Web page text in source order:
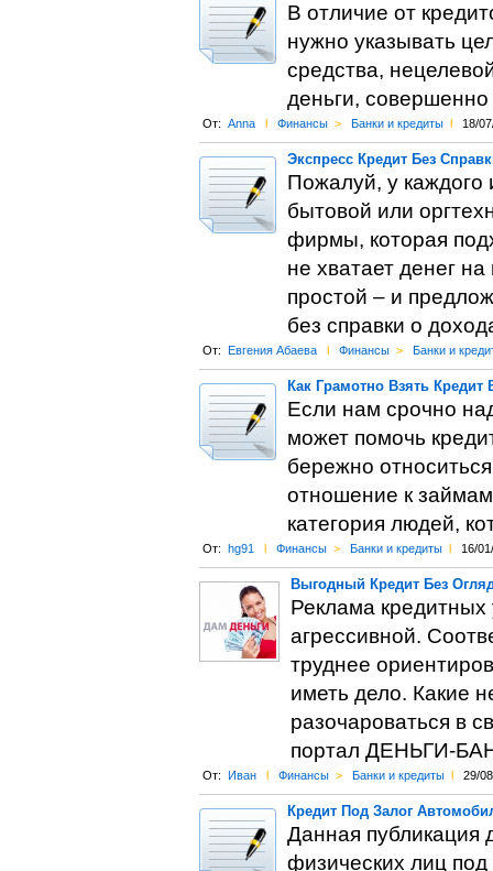
В отличие от
нужно указывать
средства,
деньги,
От: Anna l Финансы > Банки и кредиты l 18/
Экспресс Кредит Без
Пожалуй, у каждого
бытовой или
фирмы, которая
не хватает денег
простой – и
без справки о
От: Евгения Абаева l Финансы > Банки и
Как Грамотно Взять Кредит
Если нам срочно
может помочь
бережно
отношение к
категория людей,
От: hg91 l Финансы > Банки и кредиты l 16/
Выгодный Кредит Без
Реклама кредитных
агрессивной.
труднее
иметь дело. Какие
разочароваться в
портал ДЕНЬГИ-
От: Иван l Финансы > Банки и кредиты l 29/
Кредит Под Залог
Данная публикация
физических лиц